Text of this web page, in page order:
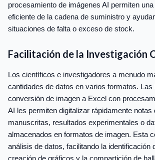
procesamiento de imágenes AI permiten
eficiente de la cadena de suministro y
situaciones de falta o exceso de stock.
Facilitación de la Investigación
Los científicos e investigadores a menudo
cantidades de datos en varios formatos. Las
conversión de imagen a Excel con
AI les permiten digitalizar rápidamente notas
manuscritas, resultados experimentales o
almacenados en formatos de imagen. Esta
análisis de datos, facilitando la identificación